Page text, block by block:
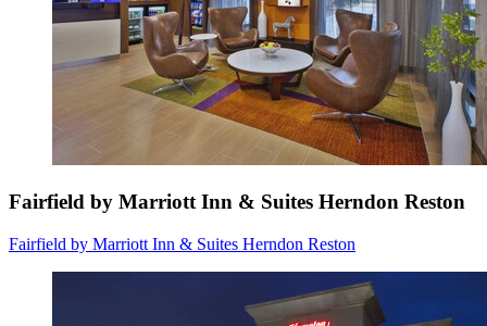
Fairfield by Marriott Inn & Suites Herndon Reston
Fairfield by Marriott Inn & Suites Herndon Reston